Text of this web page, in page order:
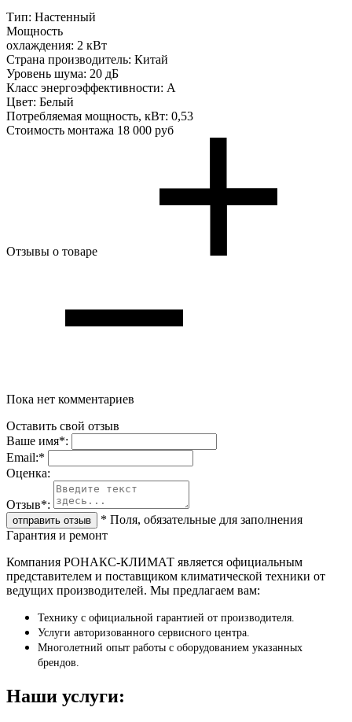
Тип: Настенный
Мощность
охлаждения: 2 кВт
Страна производитель: Китай
Уровень шума: 20 дБ
Класс энергоэффективности: A
Цвет: Белый
Потребляемая мощность, кВт: 0,53
Стоимость монтажа 18 000 руб
Отзывы о товаре
Пока нет комментариев
Оставить свой отзыв
Ваше имя*:
Email:*
Oценка:
Отзыв*:
* Поля, обязательные для заполнения
Гарантия и ремонт
Компания РОНАКС-КЛИМАТ является официальным
представителем и поставщиком климатической техники от
ведущих производителей. Мы предлагаем вам:
Технику с официальной гарантией от производителя.
Услуги авторизованного сервисного центра.
Многолетний опыт работы с оборудованием указанных
брендов.
Наши услуги: